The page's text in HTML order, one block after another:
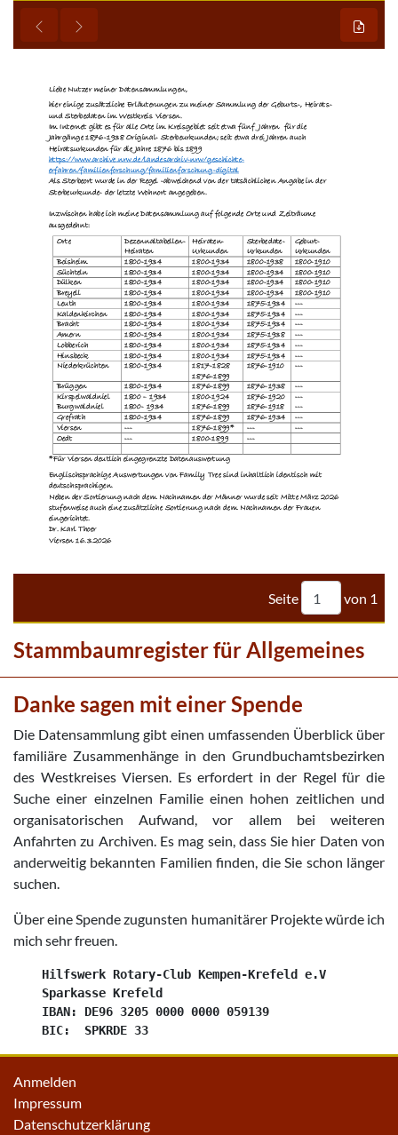
 
      
  
         
       



 


   

 
      



  








       
        
       


      


     


      
       
       
       
      


    
 
 


     



 
 
  
 
 
 


      


   


  





     



   
      


  
Seite von 1
Stammbaumregister für Allgemeines
Danke sagen mit einer Spende
Die Datensammlung gibt einen umfassenden Überblick über
familiäre Zusammenhänge in den Grundbuchamtsbezirken
des Westkreises Viersen. Es erfordert in der Regel für die
Suche einer einzelnen Familie einen hohen zeitlichen und
organisatorischen Aufwand, vor allem bei weiteren
Anfahrten zu Archiven. Es mag sein, dass Sie hier Daten von
anderweitig bekannten Familien finden, die Sie schon länger
suchen.
Über eine Spende zugunsten humanitärer Projekte würde ich
mich sehr freuen.
    Hilfswerk Rotary-Club Kempen-Krefeld e.V
    Sparkasse Krefeld
    IBAN: DE96 3205 0000 0000 059139
Anmelden
Impressum
Datenschutzerklärung